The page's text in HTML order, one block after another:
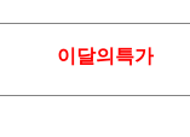
이달의특가